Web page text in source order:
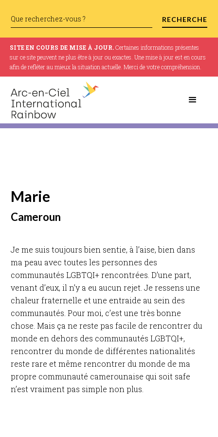
SITE EN COURS DE MISE À JOUR.Certaines informations présentes
sur ce site peuvent ne plus être à jour ou exactes. Une mise à jour est en cours
afin de refléter au mieux la situation actuelle. Merci de votre compréhension.
Marie
Cameroun
Je me suis toujours bien sentie, à l’aise, bien dans
ma peau avec toutes les personnes des
communautés LGBTQI+ rencontrées. D’une part,
venant d’eux, il n’y a eu aucun rejet. Je ressens une
chaleur fraternelle et une entraide au sein des
communautés. Pour moi, c’est une très bonne
chose. Mais ça ne reste pas facile de rencontrer du
monde en dehors des communautés LGBTQI+,
rencontrer du monde de différentes nationalités
reste rare et même rencontrer du monde de ma
propre communauté camerounaise qui soit safe
n’est vraiment pas simple non plus.